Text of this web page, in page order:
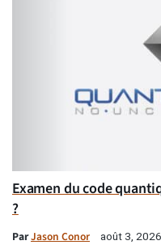
Examen du code
?
ParJason Conor août 3, 2026